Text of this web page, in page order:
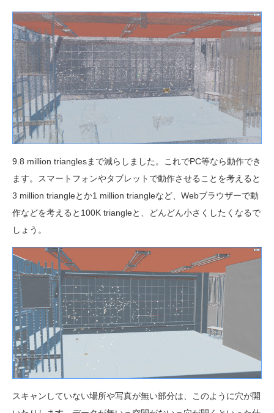
9.8 million trianglesまで減らしました。これでPC等なら動作でき
ます。スマートフォンやタブレットで動作させることを考えると
3 million triangleとか1 million triangleなど、Webブラウザーで動
作などを考えると100K triangleと、どんどん小さくしたくなるで
しょう。
スキャンしていない場所や写真が無い部分は、このように穴が開